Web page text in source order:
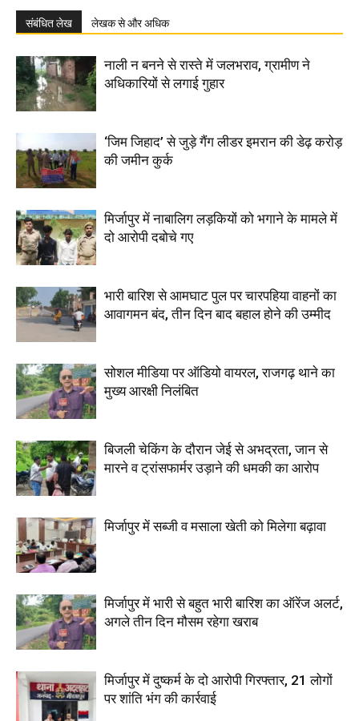
संबंधित लेख लेखक से और अधिक
नाली न बनने से रास्ते में जलभराव, ग्रामीण ने
अधिकारियों से लगाई गुहार
‘जिम जिहाद’ से जुड़े गैंग लीडर इमरान की डेढ़ करोड़
की जमीन कुर्क
मिर्जापुर में नाबालिग लड़कियों को भगाने के मामले में
दो आरोपी दबोचे गए
भारी बारिश से आमघाट पुल पर चारपहिया वाहनों का
आवागमन बंद, तीन दिन बाद बहाल होने की उम्मीद
सोशल मीडिया पर ऑडियो वायरल, राजगढ़ थाने का
मुख्य आरक्षी निलंबित
बिजली चेकिंग के दौरान जेई से अभद्रता, जान से
मारने व ट्रांसफार्मर उड़ाने की धमकी का आरोप
मिर्जापुर में सब्जी व मसाला खेती को मिलेगा बढ़ावा
मिर्जापुर में भारी से बहुत भारी बारिश का ऑरेंज अलर्ट,
अगले तीन दिन मौसम रहेगा खराब
मिर्जापुर में दुष्कर्म के दो आरोपी गिरफ्तार, 21 लोगों
पर शांति भंग की कार्रवाई